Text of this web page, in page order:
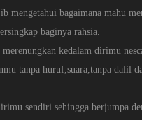
mengetahui bagaimana mahu
baginya rahsia.
kedalam dirimu
tanpa huruf,suara,tanpa dalil
sendiri sehingga berjumpa